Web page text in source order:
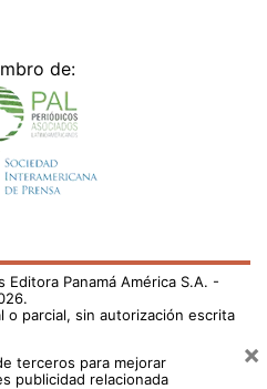
de:
Panamá América S.A. -
o parcial, sin autorización escrita
terceros para mejorar
publicidad relacionada
×